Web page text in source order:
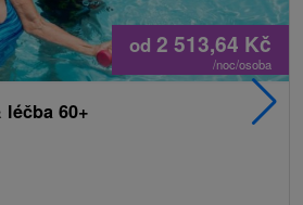
od 2 513,64 Kč
/noc/osoba
60+